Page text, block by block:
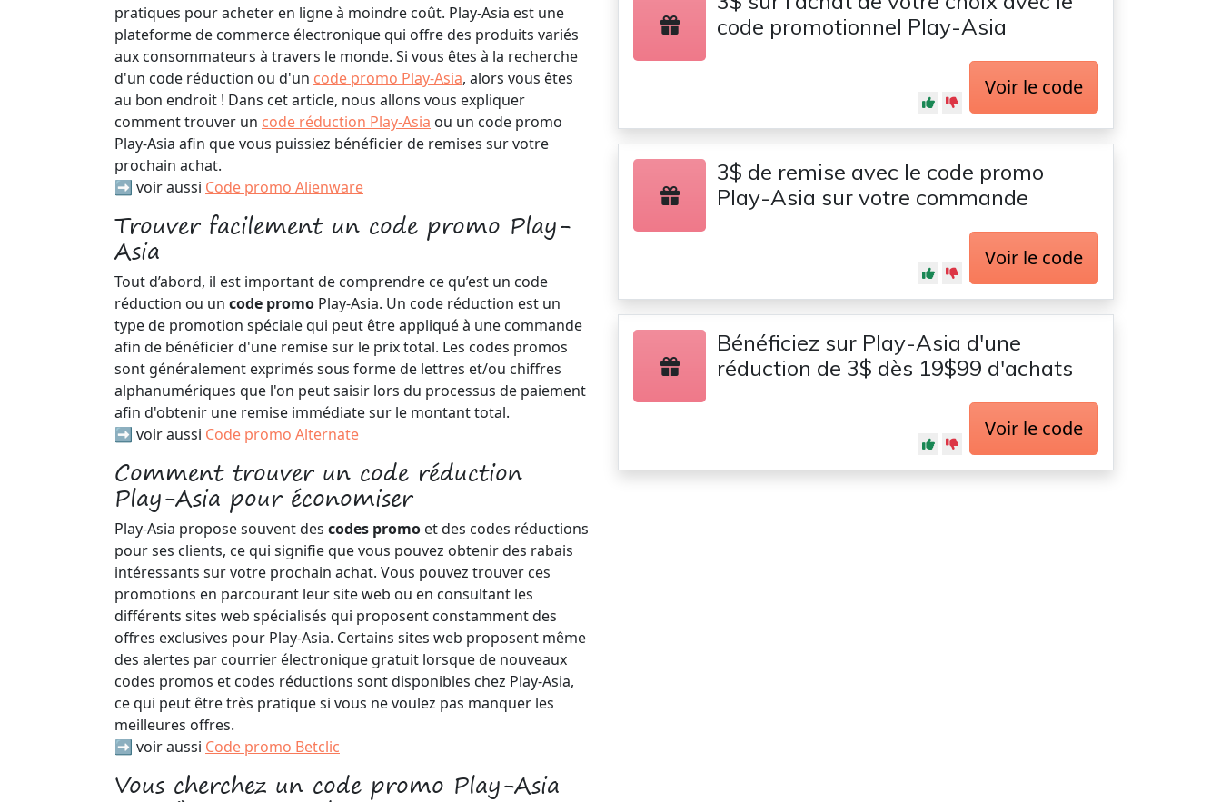
pratiques pour acheter en ligne à moindre coût. Play-Asia est une
plateforme de commerce électronique qui offre des produits variés
aux consommateurs à travers le monde. Si vous êtes à la recherche
d'un code réduction ou d'un code promo Play-Asia, alors vous êtes
au bon endroit ! Dans cet article, nous allons vous expliquer
comment trouver un code réduction Play-Asia ou un code promo
Play-Asia afin que vous puissiez bénéficier de remises sur votre
prochain achat.
➡️ voir aussi Code promo Alienware
Trouver facilement un code promo Play-
Asia
Tout d’abord, il est important de comprendre ce qu’est un code
réduction ou un code promo Play-Asia. Un code réduction est un
type de promotion spéciale qui peut être appliqué à une commande
afin de bénéficier d'une remise sur le prix total. Les codes promos
sont généralement exprimés sous forme de lettres et/ou chiffres
alphanumériques que l'on peut saisir lors du processus de paiement
afin d'obtenir une remise immédiate sur le montant total.
➡️ voir aussi Code promo Alternate
Comment trouver un code réduction
Play-Asia pour économiser
Play-Asia propose souvent des codes promo et des codes réductions
pour ses clients, ce qui signifie que vous pouvez obtenir des rabais
intéressants sur votre prochain achat. Vous pouvez trouver ces
promotions en parcourant leur site web ou en consultant les
différents sites web spécialisés qui proposent constamment des
offres exclusives pour Play-Asia. Certains sites web proposent même
des alertes par courrier électronique gratuit lorsque de nouveaux
codes promos et codes réductions sont disponibles chez Play-Asia,
ce qui peut être très pratique si vous ne voulez pas manquer les
meilleures offres.
➡️ voir aussi Code promo Betclic
Vous cherchez un code promo Play-Asia
code promotionnel Play-Asia
Voir le code
3$ de remise avec le code promo
Play-Asia sur votre commande
Voir le code
Bénéficiez sur Play-Asia d'une
réduction de 3$ dès 19$99 d'achats
Voir le code